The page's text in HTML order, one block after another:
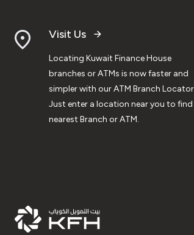
Visit Us
Locating Kuwait Finance House
branches or ATMs is now faster and
simpler with our ATM Branch
Just enter a location near you to find
nearest Branch or ATM.